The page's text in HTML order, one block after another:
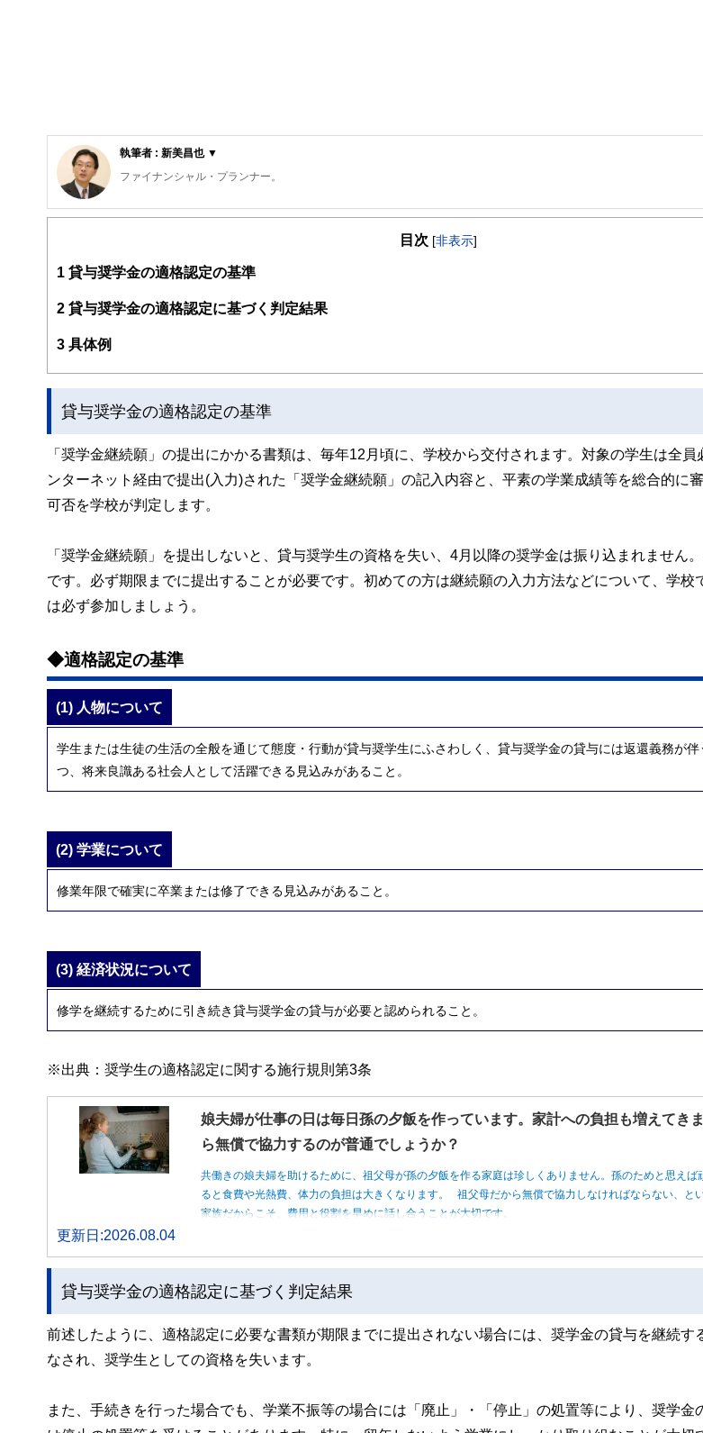
執筆者 : 新美昌也 ▼
ファイナンシャル・プランナー。
ライフプラン・キャッシュフロー分析に基づいた家計相談を得意とする。法人営業をしていた経験から経営者からの相
入院・介護のお金」（技術評論社）がある。
目次 [非表示]
1 貸与奨学金の適格認定の基準
2 貸与奨学金の適格認定に基づく判定結果
3 具体例
貸与奨学金の適格認定の基準
「奨学金継続願」の提出にかかる書類は、毎年12月頃に、学校から交付されます。対象の学生は全員
ンターネット経由で提出(入力)された「奨学金継続願」の記入内容と、平素の学業成績等を総合的に
可否を学校が判定します。
「奨学金継続願」を提出しないと、貸与奨学生の資格を失い、4月以降の奨学金は振り込まれません
です。必ず期限までに提出することが必要です。初めての方は継続願の入力方法などについて、学校
は必ず参加しましょう。
◆適格認定の基準
(1) 人物について
学生または生徒の生活の全般を通じて態度・行動が貸与奨学生にふさわしく、貸与奨学金の貸与には返還義務が
つ、将来良識ある社会人として活躍できる見込みがあること。
(2) 学業について
修業年限で確実に卒業または修了できる見込みがあること。
(3) 経済状況について
修学を継続するために引き続き貸与奨学金の貸与が必要と認められること。
※出典：奨学生の適格認定に関する施行規則第3条
娘夫婦が仕事の日は毎日孫の夕飯を作っています。家計への負担も増えてき
ら無償で協力するのが普通でしょうか？
共働きの娘夫婦を助けるために、祖父母が孫の夕飯を作る家庭は珍しくありません。孫のためと思えば
ると食費や光熱費、体力の負担は大きくなります。 祖父母だから無償で協力しなければならない、と
家族だからこそ、費用と役割を早めに話し合うことが大切です。
更新日:2026.08.04
貸与奨学金の適格認定に基づく判定結果
前述したように、適格認定に必要な書類が期限までに提出されない場合には、奨学金の貸与を継続す
なされ、奨学生としての資格を失います。
また、手続きを行った場合でも、学業不振等の場合には「廃止」・「停止」の処置等により、奨学金